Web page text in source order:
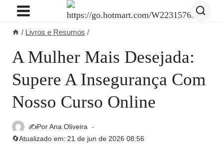
Pular
/ Livros e Resumos /
A Mulher Mais Desejada:
Supere A Insegurança Com
Nosso Curso Online
✍️PorAna Oliveira
🔄Atualizado em: 21 de jun de 2026 08:56